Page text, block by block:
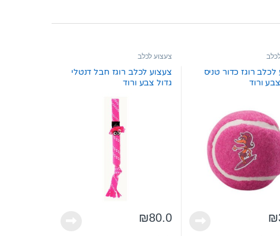
לכלב רוגז כדור טניס
צבע ורוד
₪
צעצוע לכלב
צעצוע לכלב רוגז חבל דנטלי
גדול צבע ורוד
₪80.0